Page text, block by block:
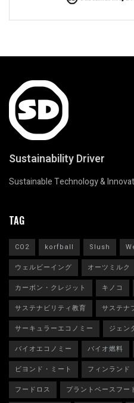
Sustainability Driver
Sustainable Technology &
TAG
CO2 korfball Slush
ウェルビーイング
オーツミルク
カーボン・クレジット
キノコ
サステナビリティ教育
サステナ
サーキュラーエコノミー
ジェン
バイオエコノミー
バイオ燃料
ビヨンド・ミート
フィンランド
フードロス
プラントベースフー